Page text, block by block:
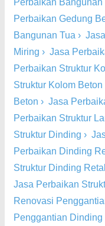
Perbaikan Bangunan
Perbaikan Gedung
Bangunan Tua ›
Miring › Jasa
Perbaikan Struktur
Struktur Kolom Beton
Beton › Jasa
Perbaikan Struktur
Struktur Dinding ›
Perbaikan Dinding
Struktur Dinding
Jasa Perbaikan
Renovasi
Penggantian Dinding